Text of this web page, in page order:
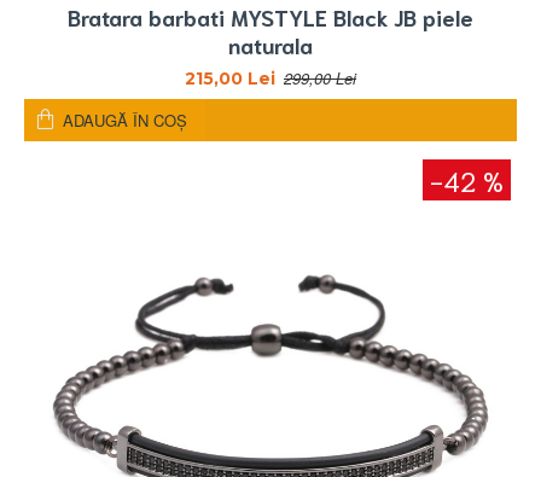
Bratara barbati MYSTYLE Black JB piele
naturala
215,00 Lei 299,00 Lei
ADAUGĂ ÎN COŞ
-42 %